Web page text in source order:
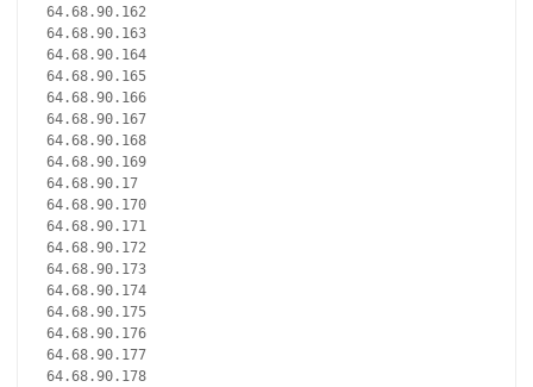
64.68.90.162
64.68.90.163
64.68.90.164
64.68.90.165
64.68.90.166
64.68.90.167
64.68.90.168
64.68.90.169
64.68.90.17
64.68.90.170
64.68.90.171
64.68.90.172
64.68.90.173
64.68.90.174
64.68.90.175
64.68.90.176
64.68.90.177
64.68.90.178